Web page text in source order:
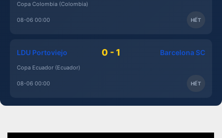
Copa Colombia (Colombia)
08-06 00:00 HẾT
LDU Portoviejo 0 - 1 Barcelona SC
Copa Ecuador (Ecuador)
08-06 00:00 HẾT